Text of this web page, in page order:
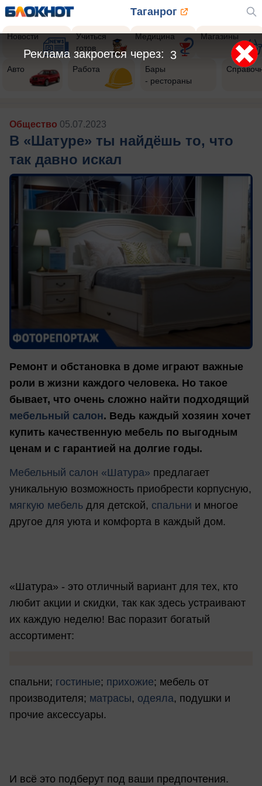
Таганрог
Новости
Учиться
готов
Медицина Магазины
Авто Работа
Бары
- рестораны
Общество 05.07.2023
В «Шатуре» ты найдёшь то, что
так давно искал
Ремонт и обстановка в доме играют важные
роли в жизни каждого человека. Но такое
бывает, что очень сложно найти подходящий
мебельный салон. Ведь каждый хозяин хочет
купить качественную мебель по выгодным
ценам и с гарантией на долгие годы.
Мебельный салон «Шатура» предлагает
уникальную возможность приобрести корпусную,
мягкую мебель для детской, спальни и многое
другое для уюта и комфорта в каждый дом.
«Шатура» - это отличный вариант для тех, кто
любит акции и скидки, так как здесь устраивают
их каждую неделю! Вас поразит богатый
ассортимент:
спальни; гостиные; прихожие; мебель от
производителя; матрасы, одеяла, подушки и
прочие аксессуары.
И всё это подберут под ваши предпочтения.